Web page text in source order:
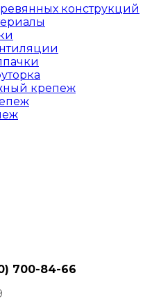
конструкций
крепеж
700-84-66